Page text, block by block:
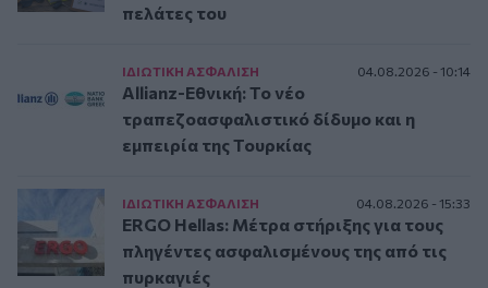
πελάτες του
ΙΔΙΩΤΙΚΗ ΑΣΦAΛΙΣΗ 04.08.2026 - 10:14
Allianz-Εθνική: Το νέο
τραπεζοασφαλιστικό δίδυμο και η
εμπειρία της Τουρκίας
ΙΔΙΩΤΙΚΗ ΑΣΦAΛΙΣΗ 04.08.2026 - 15:33
ERGO Hellas: Μέτρα στήριξης για τους
πληγέντες ασφαλισμένους της από τις
πυρκαγιές